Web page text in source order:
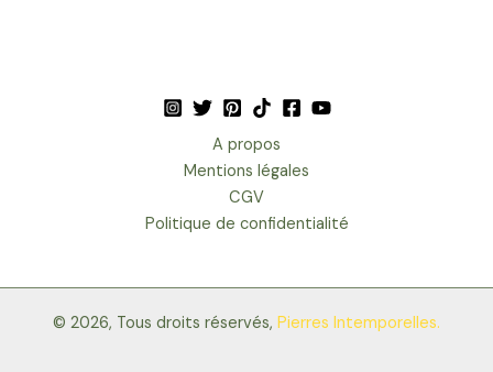
A propos
Mentions légales
CGV
Politique de confidentialité
© 2026, Tous droits réservés, Pierres Intemporelles.